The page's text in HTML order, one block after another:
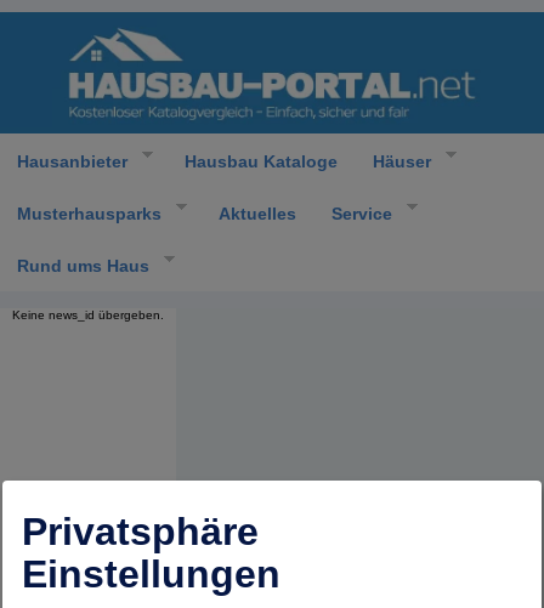
Hausanbieter Hausbau Kataloge Häuser
Musterhausparks Aktuelles Service
Rund ums Haus
Keine news_id übergeben.
Privatsphäre
Einstellungen